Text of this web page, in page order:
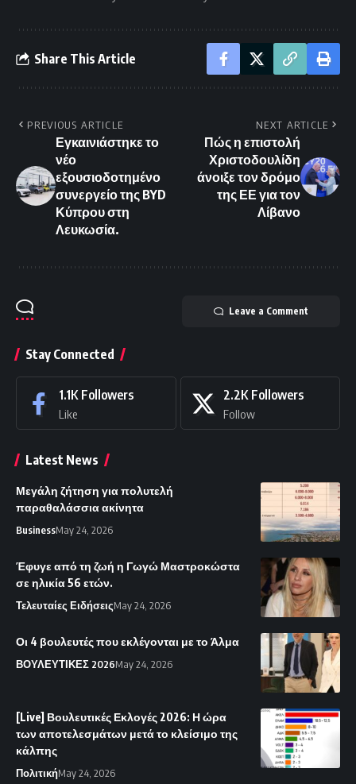
Share This Article
PREVIOUS ARTICLE
Εγκαινιάστηκε το
νέο
εξουσιοδοτημένο
συνεργείο της BYD
Κύπρου στη
Λευκωσία.
NEXT ARTICLE
Πώς η επιστολή
Χριστοδουλίδη
άνοιξε τον δρόμο
της ΕΕ για τον
Λίβανο
Leave a Comment
Stay Connected
1.1K Followers
Like
2.2K Followers
Follow
Latest News
Μεγάλη ζήτηση για πολυτελή
παραθαλάσσια ακίνητα
BusinessMay 24, 2026
Έφυγε από τη ζωή η Γωγώ Μαστροκώστα
σε ηλικία 56 ετών.
Τελευταίες ΕιδήσειςMay 24, 2026
Οι 4 βουλευτές που εκλέγονται με το Άλμα
ΒΟΥΛΕΥΤΙΚΕΣ 2026May 24, 2026
[Live] Βουλευτικές Εκλογές 2026: Η ώρα
των αποτελεσμάτων μετά το κλείσιμο της
κάλπης
ΠολιτικήMay 24, 2026